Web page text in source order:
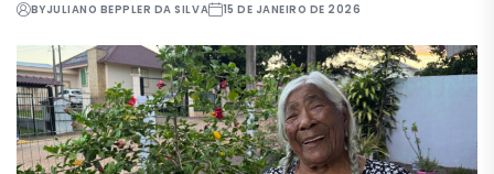
BYJULIANO BEPPLER DA SILVA 15 DE JANEIRO DE 2026